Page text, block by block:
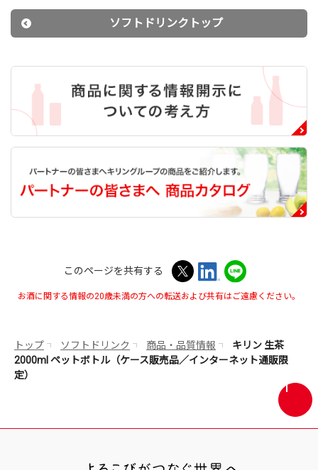
ソフトドリンクトップ
このページを共有する
お酒に関する情報の20歳未満の方への転送および共有はご遠慮ください。
トップ ソフトドリンク 商品・品質情報
キリン 生茶
2000ml ペットボトル（ケース販売品／インターネット通販限
定）
画
面